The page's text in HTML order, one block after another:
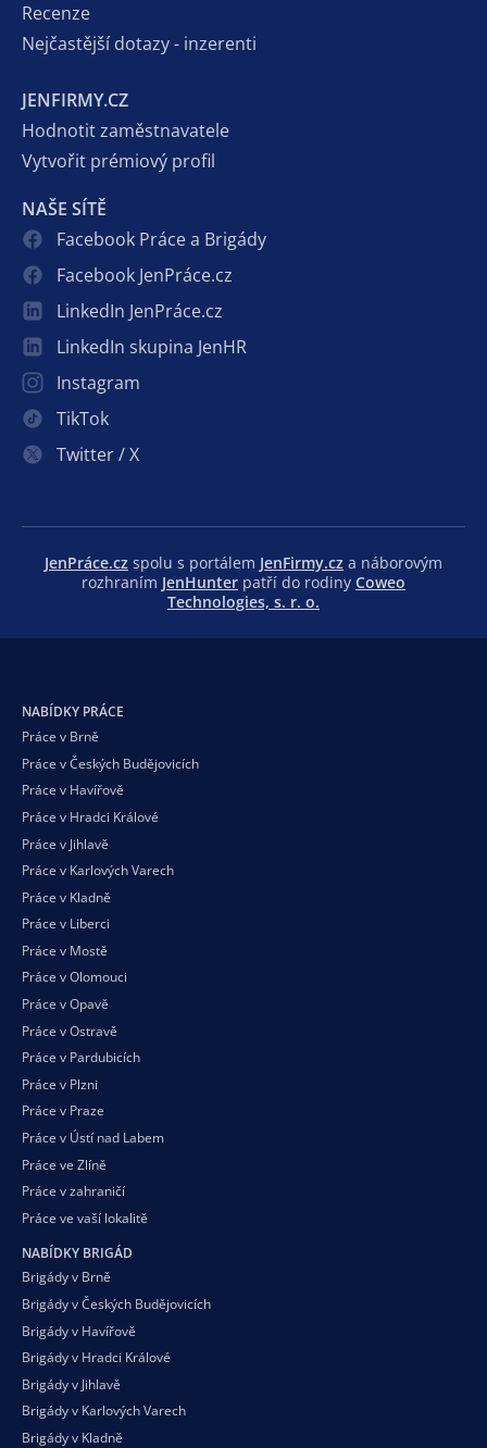
Recenze
Nejčastější dotazy - inzerenti
JENFIRMY.CZ
Hodnotit zaměstnavatele
Vytvořit prémiový profil
NAŠE SÍTĚ
Facebook Práce a Brigády
Facebook JenPráce.cz
LinkedIn JenPráce.cz
LinkedIn skupina JenHR
Instagram
TikTok
Twitter / X
JenPráce.cz spolu s portálem JenFirmy.cz a náborovým
rozhraním JenHunter patří do rodiny Coweo
Technologies, s. r. o.
NABÍDKY PRÁCE
Práce v Brně
Práce v Českých Budějovicích
Práce v Havířově
Práce v Hradci Králové
Práce v Jihlavě
Práce v Karlových Varech
Práce v Kladně
Práce v Liberci
Práce v Mostě
Práce v Olomouci
Práce v Opavě
Práce v Ostravě
Práce v Pardubicích
Práce v Plzni
Práce v Praze
Práce v Ústí nad Labem
Práce ve Zlíně
Práce v zahraničí
Práce ve vaší lokalitě
NABÍDKY BRIGÁD
Brigády v Brně
Brigády v Českých Budějovicích
Brigády v Havířově
Brigády v Hradci Králové
Brigády v Jihlavě
Brigády v Karlových Varech
Brigády v Kladně